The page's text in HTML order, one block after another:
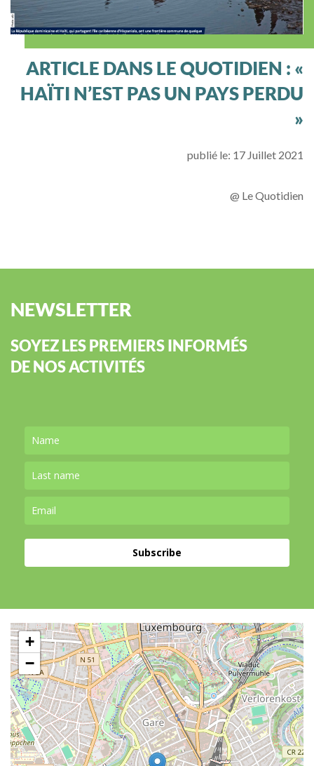
ARTICLE DANS LE QUOTIDIEN : «
HAÏTI N’EST PAS UN PAYS PERDU
»
publié le: 17 Juillet 2021
@ Le Quotidien
NEWSLETTER
SOYEZ LES PREMIERS INFORMÉS
DE NOS ACTIVITÉS
Subscribe
+
−